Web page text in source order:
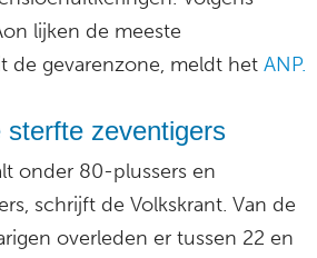
lijken de meeste
de gevarenzone, meldt het ANP.
sterfte zeventigers
onder 80-plussers en
schrijft de Volkskrant. Van de
overleden er tussen 22 en